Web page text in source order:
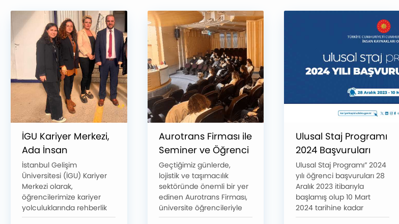
İGU Kariyer Merkezi,
Ada İnsan
Kaynakları ve H&M
Deposu Ziyareti
İstanbul Gelişim
Üniversitesi (İGU) Kariyer
Merkezi olarak,
öğrencilerimize kariyer
yolculuklarında rehberlik
etmeye ve sektörel
Aurotrans Firması ile
Seminer ve Öğrenci
Buluşması
Geçtiğimiz günlerde,
lojistik ve taşımacılık
sektöründe önemli bir yer
edinen Aurotrans Firması,
üniversite öğrencileriyle
bir araya gelerek sektöre
Ulusal Staj Programı
2024 Başvuruları
Başladı
Ulusal Staj Programı” 2024
yılı öğrenci başvuruları 28
Aralık 2023 itibarıyla
başlamış olup 10 Mart
2024 tarihine kadar
devam edecektir.